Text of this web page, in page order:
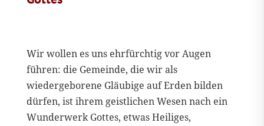
Wir wollen es uns ehrfürchtig vor Augen
führen: die Gemeinde, die wir als
wiedergeborene Gläubige auf Erden bilden
dürfen, ist ihrem geistlichen Wesen nach ein
Wunderwerk Gottes, etwas Heiliges,